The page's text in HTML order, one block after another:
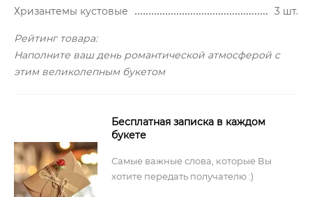
Хризантемы кустовые
3 шт.
Рейтинг товара:
Наполните ваш день романтической атмосферой с
этим великолепным букетом
Бесплатная записка в каждом
букете
Самые важные слова, которые Вы
хотите передать получателю :)